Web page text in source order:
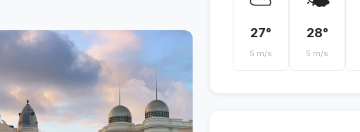
27°
5 m/s
28°
5 m/s